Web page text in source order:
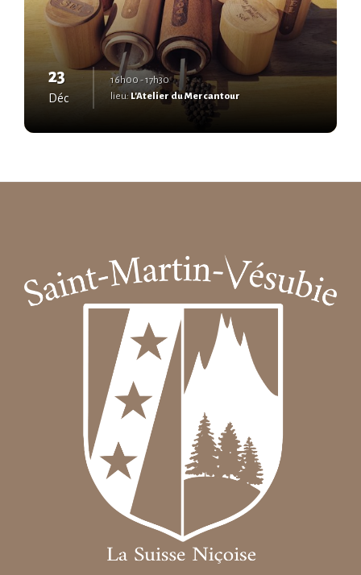
23
Déc
16h00 - 17h30
lieu:L'Atelier du Mercantour